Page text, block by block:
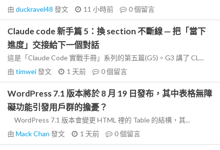
由 duckravel48 發文 11 小時前 0個留言
Claude code 新手篇 5：換 section 不斷線 — 把「當下
進度」交接給下一個對話
這是「Claude Code 實戰手冊」系列的第五篇(G5)。G3 講了 CL...
由 timwei發文 1 天前 0個留言
WordPress 7.1 版本將於 8 月 19 日發布，其中表格無障
礙功能引發用戶群的擔憂？
WordPress 7.1 版本會變更 HTML 裡的 Table 的結構，其...
由 Mack Chan 發文 1 天前 0個留言